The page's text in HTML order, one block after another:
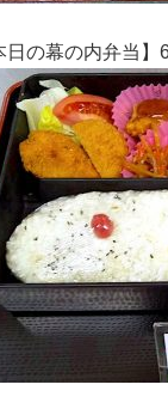
日の幕の内弁当